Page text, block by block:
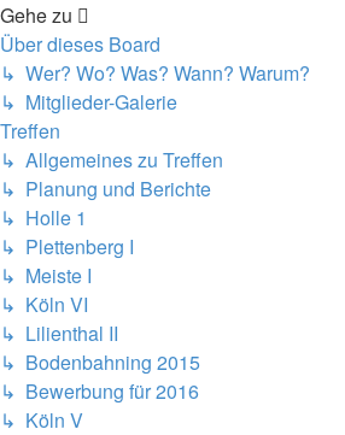
Gehe zu
Über dieses Board
↳ Wer? Wo? Was? Wann? Warum?
↳ Mitglieder-Galerie
Treffen
↳ Allgemeines zu Treffen
↳ Planung und Berichte
↳ Holle 1
↳ Plettenberg I
↳ Meiste I
↳ Köln VI
↳ Lilienthal II
↳ Bodenbahning 2015
↳ Bewerbung für 2016
↳ Köln V